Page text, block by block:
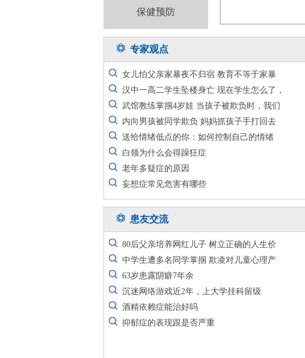
保健预防
专家观点
女儿怕父亲家暴夜不归宿 教育不等于家暴
汉中一高二学生坠楼身亡 现在学生怎么了，
武馆教练掌掴4岁娃 当孩子被欺负时，我们
内向男孩被同学欺负 妈妈抓孩子手打回去
送给情绪低点的你：如何控制自己的情绪
白领为什么会得躁狂症
老年多疑症的原因
妄想症常见危害有哪些
患友交流
80后父亲培养网红儿子 树立正确的人生价
中学生遭多名同学掌掴 欺凌对儿童心理产
63岁患露阴癖7年余
沉迷网络游戏近2年，上大学挂科留级
酒精依赖症能治好吗
抑郁症的表现跟是否严重